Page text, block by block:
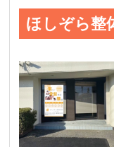
ほしぞら